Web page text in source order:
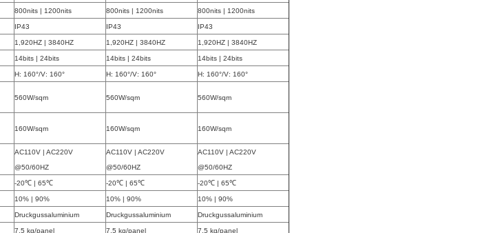
800nits | 1200nits 800nits | 1200nits 800nits | 1200nits
IP43 IP43 IP43
1,920HZ | 3840HZ 1,920HZ | 3840HZ 1,920HZ | 3840HZ
14bits | 24bits 14bits | 24bits 14bits | 24bits
H: 160°/V: 160° H: 160°/V: 160° H: 160°/V: 160°
560W/sqm 560W/sqm 560W/sqm
160W/sqm 160W/sqm 160W/sqm
AC110V | AC220V
@50/60HZ
AC110V | AC220V
@50/60HZ
AC110V | AC220V
@50/60HZ
-20℃ | 65℃ -20℃ | 65℃ -20℃ | 65℃
10% | 90% 10% | 90% 10% | 90%
Druckgussaluminium Druckgussaluminium Druckgussaluminium
7,5 kg/panel 7,5 kg/panel 7,5 kg/panel